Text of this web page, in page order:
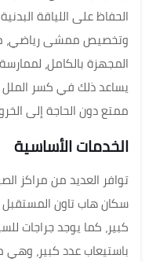
الحفاظ على اللياقة
وتخصيص ممشى رياضي،
المجهزة بالكامل،
يساعد ذلك في كسر الملل
ممتع دون الحاجة إلى
الخدمات الأساسية
توافر العديد من مراكز
سكان هاب تاون المستقبل
كبير، كما يوجد جراجات
باستيعاب عدد كبير،